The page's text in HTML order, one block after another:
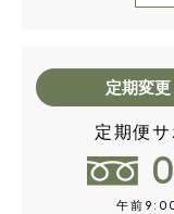
定期変
定期便
午前